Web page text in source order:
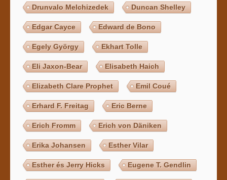
Drunvalo Melchizedek Duncan Shelley
Edgar Cayce Edward de Bono
Egely György Ekhart Tolle
Eli Jaxon-Bear Elisabeth Haich
Elizabeth Clare Prophet Emil Coué
Erhard F. Freitag Eric Berne
Erich Fromm Erich von Däniken
Erika Johansen Esther Vilar
Esther és Jerry Hicks Eugene T. Gendlin